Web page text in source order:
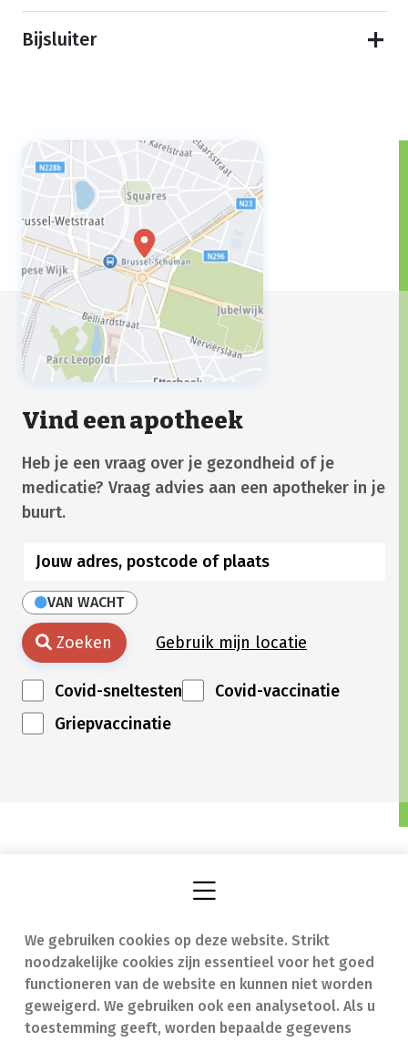
We gebruiken cookies op deze website. Strikt
noodzakelijke cookies zijn essentieel voor het goed
functioneren van de website en kunnen niet worden
geweigerd. We gebruiken ook een analysetool. Als u
toestemming geeft, worden bepaalde gegevens
Bijsluiter
Vind een apotheek
Heb je een vraag over je gezondheid of je
medicatie? Vraag advies aan een apotheker in je
buurt.
VAN WACHT
Zoeken Gebruik mijn locatie
Covid-sneltesten
Covid-vaccinatie
Griepvaccinatie
Vind een apotheek
Onze expertise
Ziekten
In geval van nood
Contact
Veelgestelde vragen